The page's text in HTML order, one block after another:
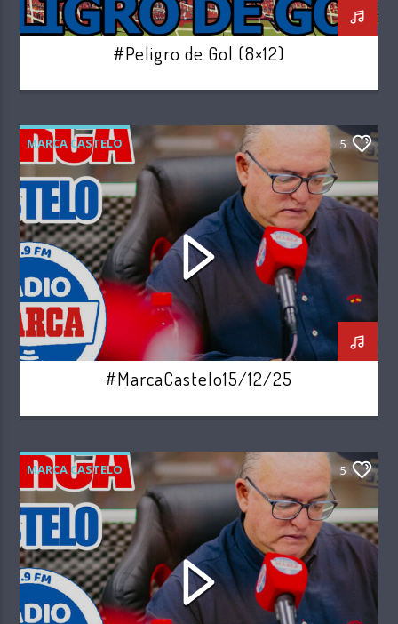
#Peligro de Gol (8×12)
MARCA CASTELO 5
#MarcaCastelo15/12/25
MARCA CASTELO 5